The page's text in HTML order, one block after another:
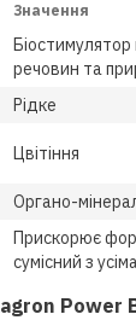
Значення
речовин та
Рідке
Цвітіння
Органо-
Прискорює
сумісний з
Power